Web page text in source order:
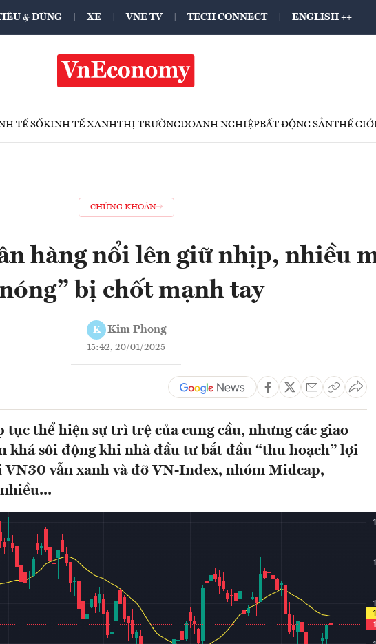
& DÙNG XE VNE TV TECH CONNECT ENGLISH ++
TẾ SỐKINH TẾ XANHTHỊ TRƯỜNGDOANH NGHIỆPBẤT ĐỘNG SẢNTHẾ
CHỨNG KHOÁN
hàng nổi lên giữ nhịp, nhiều
bị chốt mạnh tay
K Kim Phong
15:42, 20/01/2025
tục thể hiện sự trì trệ của cung cầu, nhưng các giao
khá sôi động khi nhà đầu tư bắt đầu “thu hoạch” lợi
vẫn xanh và đỡ VN-Index, nhóm Midcap,